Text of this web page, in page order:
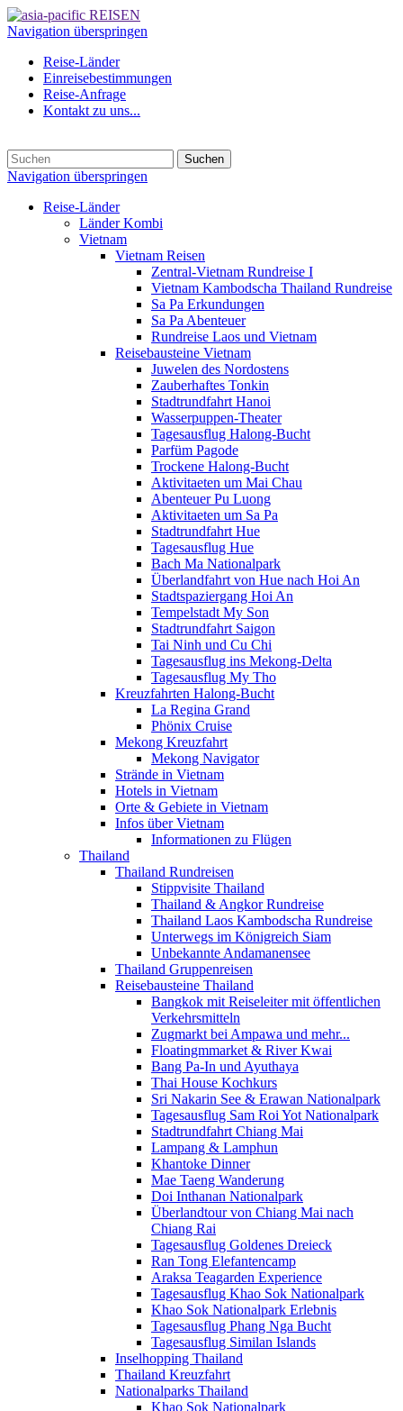
Navigation überspringen
Reise-Länder
Einreisebestimmungen
Reise-Anfrage
Kontakt zu uns...
Suchen
Navigation überspringen
Reise-Länder
Länder Kombi
Vietnam
Vietnam Reisen
Zentral-Vietnam Rundreise I
Vietnam Kambodscha Thailand Rundreise
Sa Pa Erkundungen
Sa Pa Abenteuer
Rundreise Laos und Vietnam
Reisebausteine Vietnam
Juwelen des Nordostens
Zauberhaftes Tonkin
Stadtrundfahrt Hanoi
Wasserpuppen-Theater
Tagesausflug Halong-Bucht
Parfüm Pagode
Trockene Halong-Bucht
Aktivitaeten um Mai Chau
Abenteuer Pu Luong
Aktivitaeten um Sa Pa
Stadtrundfahrt Hue
Tagesausflug Hue
Bach Ma Nationalpark
Überlandfahrt von Hue nach Hoi An
Stadtspaziergang Hoi An
Tempelstadt My Son
Stadtrundfahrt Saigon
Tai Ninh und Cu Chi
Tagesausflug ins Mekong-Delta
Tagesausflug My Tho
Kreuzfahrten Halong-Bucht
La Regina Grand
Phönix Cruise
Mekong Kreuzfahrt
Mekong Navigator
Strände in Vietnam
Hotels in Vietnam
Orte & Gebiete in Vietnam
Infos über Vietnam
Informationen zu Flügen
Thailand
Thailand Rundreisen
Stippvisite Thailand
Thailand & Angkor Rundreise
Thailand Laos Kambodscha Rundreise
Unterwegs im Königreich Siam
Unbekannte Andamanensee
Thailand Gruppenreisen
Reisebausteine Thailand
Bangkok mit Reiseleiter mit öffentlichen
Verkehrsmitteln
Zugmarkt bei Ampawa und mehr...
Floatingmmarket & River Kwai
Bang Pa-In und Ayuthaya
Thai House Kochkurs
Sri Nakarin See & Erawan Nationalpark
Tagesausflug Sam Roi Yot Nationalpark
Stadtrundfahrt Chiang Mai
Lampang & Lamphun
Khantoke Dinner
Mae Taeng Wanderung
Doi Inthanan Nationalpark
Überlandtour von Chiang Mai nach
Chiang Rai
Tagesausflug Goldenes Dreieck
Ran Tong Elefantencamp
Araksa Teagarden Experience
Tagesausflug Khao Sok Nationalpark
Khao Sok Nationalpark Erlebnis
Tagesausflug Phang Nga Bucht
Tagesausflug Similan Islands
Inselhopping Thailand
Thailand Kreuzfahrt
Nationalparks Thailand
Khao Sok Nationalpark